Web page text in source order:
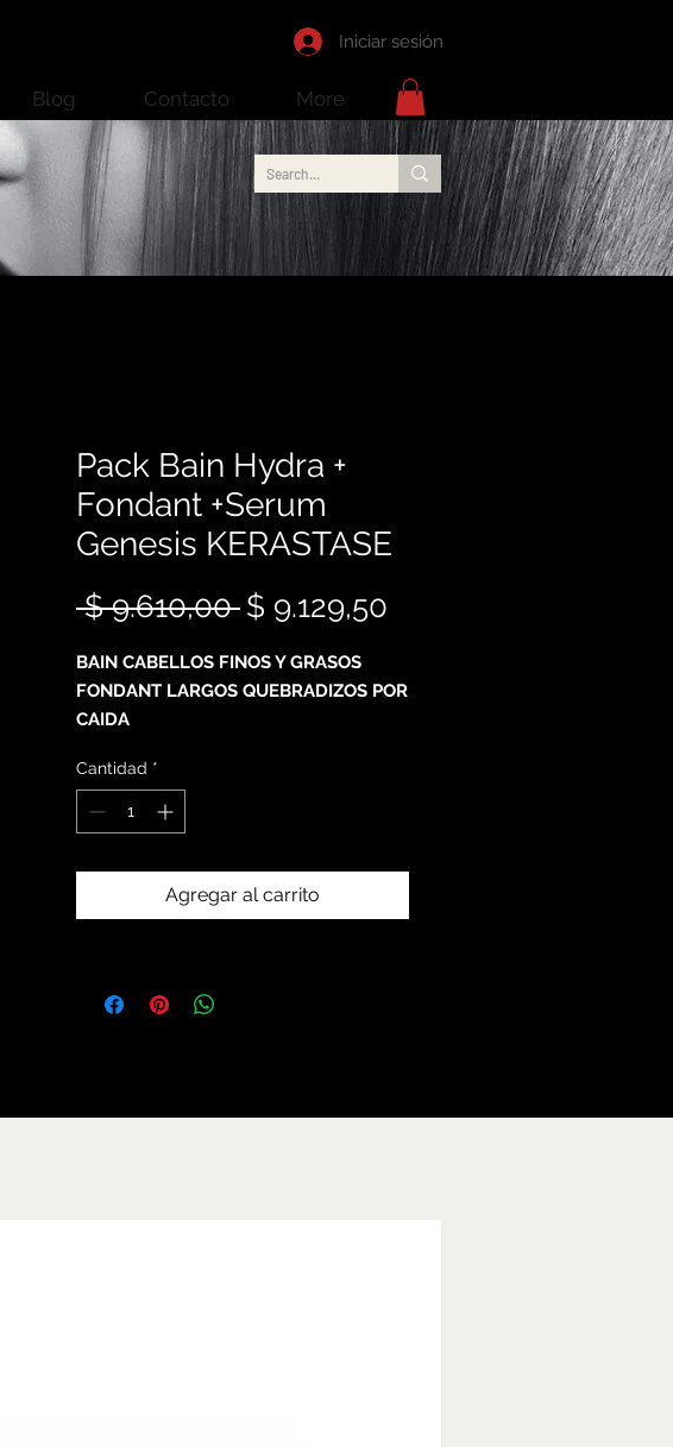
Iniciar sesión
Blog Contacto More
Pack Bain Hydra +
Fondant +Serum
Genesis KERASTASE
$ 9.610,00 Precio
$ 9.129,50
oferta
BAIN CABELLOS FINOS Y GRASOS
FONDANT LARGOS QUEBRADIZOS POR
CAIDA
Cantidad *
Agregar al carrito